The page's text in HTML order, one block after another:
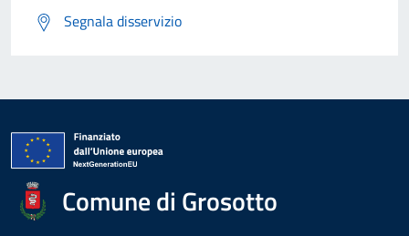
Segnala disservizio
Comune di Grosotto